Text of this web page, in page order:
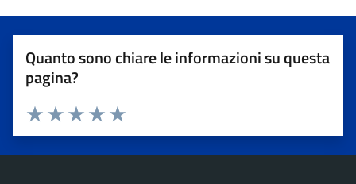
Quanto sono chiare le informazioni su questa
pagina?
Valuta 5 stelle su 5
Valuta 4 stelle su 5
Valuta 3 stelle su 5
Valuta 2 stelle su 5
Valuta 1 stelle su 5